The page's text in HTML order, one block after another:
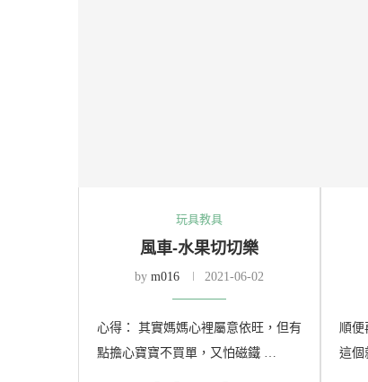
玩具教具
風車-水果切切樂
by m016 2021-06-02
心得： 其實媽媽心裡屬意依旺，但有
點擔心寶寶不買單，又怕磁鐵 …
順便
這個